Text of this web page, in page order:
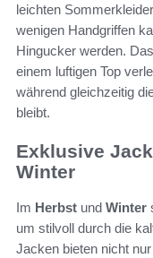
leichten
wenigen Handgriffen
Hingucker werden.
einem luftigen Top
während gleichzeitig
bleibt.
Exklusive
Winter
Im Herbst und Winter
um stilvoll durch die
Jacken bieten nicht